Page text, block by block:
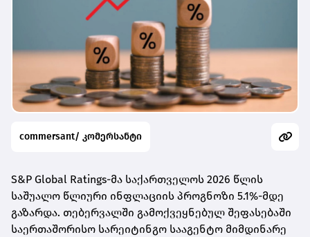
commersant/ კომერსანტი
S&P Global Ratings-მა საქართველოს 2026 წლის
საშუალო წლიური ინფლაციის პროგნოზი 5.1%-მდე
გაზარდა. თებერვალში გამოქვეყნებულ შეფასებაში
საერთაშორისო სარეიტინგო სააგენტო მიმდინარე